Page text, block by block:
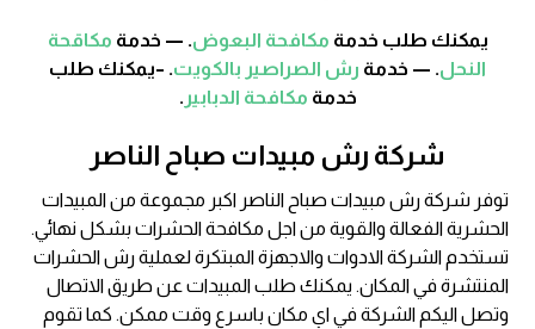
يمكنك طلب خدمة مكافحة البعوض. — خدمة مكاقحة
النحل. — خدمة رش الصراصير بالكويت. –يمكنك طلب
خدمة مكافحة الدبابير .
شركة رش مبيدات صباح الناصر
توفر شركة رش مبيدات صباح الناصر اكبر مجموعة من المبيدات
الحشرية الفعالة والقوية من اجل مكافحة الحشرات بشكل نهائي.
تستخدم الشركة الادوات والاجهزة المبتكرة لعملية رش الحشرات
المنتشرة في المكان. يمكنك طلب المبيدات عن طريق الاتصال
وتصل اليكم الشركة في اي مكان باسرع وقت ممكن. كما تقوم